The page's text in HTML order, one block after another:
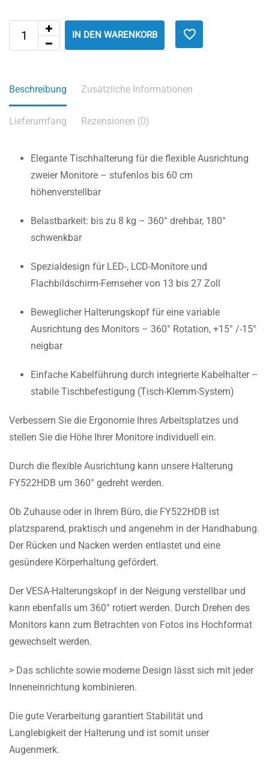
IN DEN WARENKORB
Beschreibung Zusätzliche Informationen
Lieferumfang Rezensionen (0)
Elegante Tischhalterung für die flexible Ausrichtung
zweier Monitore – stufenlos bis 60 cm
höhenverstellbar
Belastbarkeit: bis zu 8 kg – 360° drehbar, 180°
schwenkbar
Spezialdesign für LED-, LCD-Monitore und
Flachbildschirm-Fernseher von 13 bis 27 Zoll
Beweglicher Halterungskopf für eine variable
Ausrichtung des Monitors – 360° Rotation, +15° /-15°
neigbar
Einfache Kabelführung durch integrierte Kabelhalter –
stabile Tischbefestigung (Tisch-Klemm-System)
Verbessern Sie die Ergonomie Ihres Arbeitsplatzes und
stellen Sie die Höhe Ihrer Monitore individuell ein.
Durch die flexible Ausrichtung kann unsere Halterung
FY522HDB um 360° gedreht werden.
Ob Zuhause oder in Ihrem Büro, die FY522HDB ist
platzsparend, praktisch und angenehm in der Handhabung.
Der Rücken und Nacken werden entlastet und eine
gesündere Körperhaltung gefördert.
Der VESA-Halterungskopf in der Neigung verstellbar und
kann ebenfalls um 360° rotiert werden. Durch Drehen des
Monitors kann zum Betrachten von Fotos ins Hochformat
gewechselt werden.
> Das schlichte sowie moderne Design lässt sich mit jeder
Inneneinrichtung kombinieren.
Die gute Verarbeitung garantiert Stabilität und
Langlebigkeit der Halterung und ist somit unser
Augenmerk.